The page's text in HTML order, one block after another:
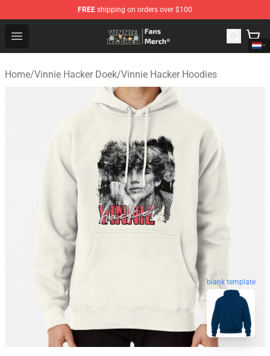
FREE shipping on orders over $100
Open menu
Vinnie Hacker Store - Official Vinnie Hacker Merchandise
Home/Vinnie Hacker Doek/Vinnie Hacker Hoodies
blank template